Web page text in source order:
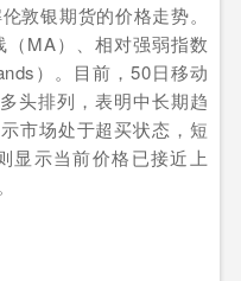
敦银期货的价格走势。
MA）、相对强弱指数
）。目前，50日移动
头排列，表明中长期趋
市场处于超买状态，短
显示当前价格已接近上